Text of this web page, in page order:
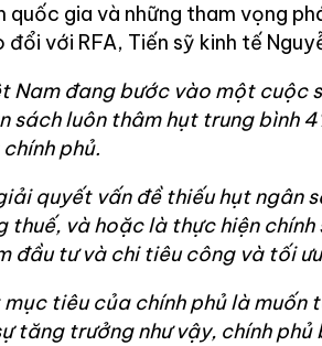
quốc gia và những tham vọng
đổi với RFA, Tiến sỹ kinh tế
Nam đang bước vào một cuộc
sách luôn thâm hụt trung bình
phủ.
quyết vấn đề thiếu hụt ngân
thuế, và hoặc là thực hiện
đầu tư và chi tiêu công và tối
tiêu của chính phủ là muốn
tăng trưởng như vậy, chính